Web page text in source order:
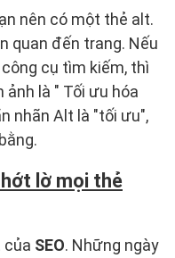
nên có một thẻ alt.
quan đến trang. Nếu
cụ tìm kiếm, thì
ảnh là " Tối ưu hóa
nhãn Alt là "tối ưu",
lờ mọi thẻ
của SEO. Những ngày